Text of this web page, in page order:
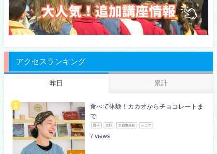
アクセスランキング
昨日 累計
食べて体験！カカオからチョコレートま
で
親子 女性 京成曳舟駅 シニア
7